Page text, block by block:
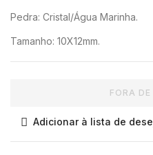
Pedra: Cristal/Água Marinha.
Tamanho: 10X12mm.
FORA
Adicionar à lista de